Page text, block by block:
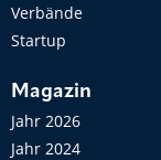
Verbände
Startup
Magazin
Jahr 2026
Jahr 2024